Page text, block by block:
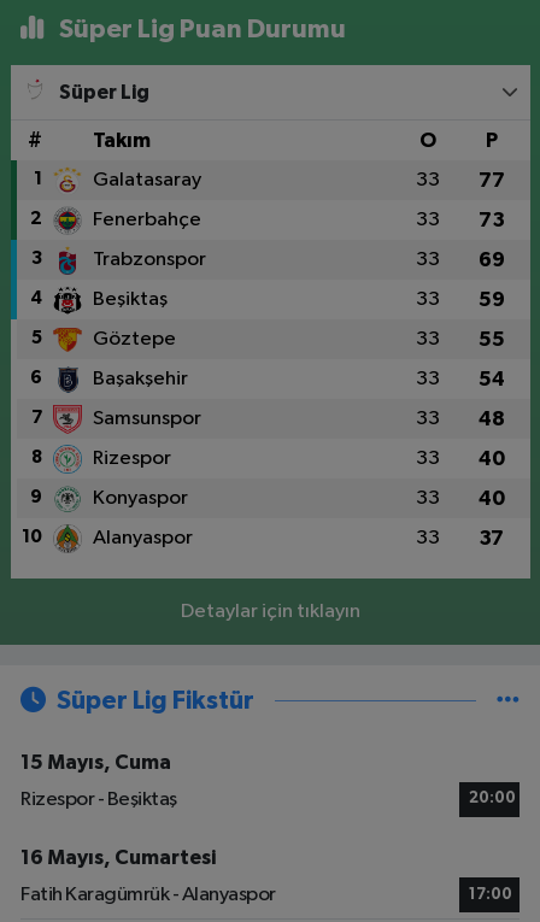
Süper Lig Puan Durumu
Süper Lig
# Takım O P
1 Galatasaray 33 77
2 Fenerbahçe 33 73
3 Trabzonspor 33 69
4 Beşiktaş 33 59
5 Göztepe 33 55
6 Başakşehir 33 54
7 Samsunspor 33 48
8 Rizespor 33 40
9 Konyaspor 33 40
10 Alanyaspor 33 37
Detaylar için tıklayın
Süper Lig Fikstür
15 Mayıs, Cuma
Rizespor - Beşiktaş
20:00
16 Mayıs, Cumartesi
Fatih Karagümrük - Alanyaspor
17:00